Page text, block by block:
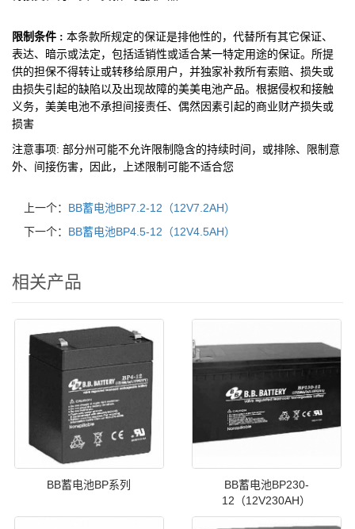
限制条件 : 本条款所规定的保证是排他性的，代替所有其它保证、
表达、暗示或法定，包括适销性或适合某一特定用途的保证。所提
供的担保不得转让或转移给原用户，并独家补救所有索赔、损失或
由损失引起的缺陷以及出现故障的美美电池产品。根据侵权和接触
义务，美美电池不承担间接责任、偶然因素引起的商业财产损失或
损害
注意事项: 部分州可能不允许限制隐含的持续时间，或排除、限制意
外、间接伤害，因此，上述限制可能不适合您
上一个： BB蓄电池BP7.2-12（12V7.2AH）
下一个： BB蓄电池BP4.5-12（12V4.5AH）
相关产品
BB蓄电池BP系列
BB蓄电池BP230-
12（12V230AH）